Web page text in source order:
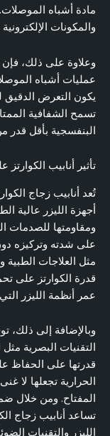
مادة أشباه
والمكونات الإلكترونية
وعلاوة على ذلك،
عمليات أشباه
يكون التعرض الدقيق
تسمح الشفافية
البنفسجية بأقل قدر
تأثير أنابيب
تُعد أنابيب زجاج
أجهزة الليزر عالية
ومقاومتها للصدمات
على شدته وتركيزه
مثل العلاجات
قدرة الكوارتز على
عمر أنظمة الليزر
وبالإضافة إلى ذلك،
التقنيات البصرية
قدرتها على الحفاظ
الحرارية تجعلها لا
المفتاح. ومن خلال
تساعد أنابيب زجاج
الليزر والتقنيات